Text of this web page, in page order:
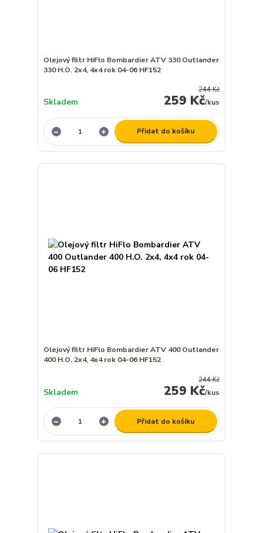
Olejový filtr HiFlo Bombardier ATV 330 Outlander
330 H.O. 2x4, 4x4 rok 04-06 HF152
244 Kč
259 Kč/kus
Skladem
Přidat do košíku
Olejový filtr HiFlo Bombardier ATV 400 Outlander
400 H.O. 2x4, 4x4 rok 04-06 HF152
244 Kč
259 Kč/kus
Skladem
Přidat do košíku